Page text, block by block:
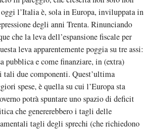
oggi l’Italia è, sola in Europa, inviluppata in
degli anni Trenta. Rinunciando
che la leva dell’espansione fiscale per
leva apparentemente poggia su tre assi:
pubblica e come finanziare, in (extra)
due componenti. Quest’ultima
spese, è quella su cui l’Europa sta
potrà spuntare uno spazio di deficit
che genererebbero i tagli delle
tagli degli sprechi (che richiedono